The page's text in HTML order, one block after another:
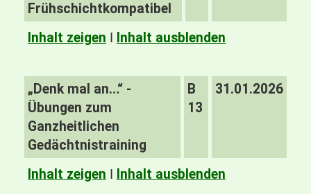
Frühschichtkompatibel
Inhalt zeigen I Inhalt ausblenden
„Denk mal an…“ -
Übungen zum
Ganzheitlichen
Gedächtnistraining
B
13
31.01.2026
Inhalt zeigen I Inhalt ausblenden